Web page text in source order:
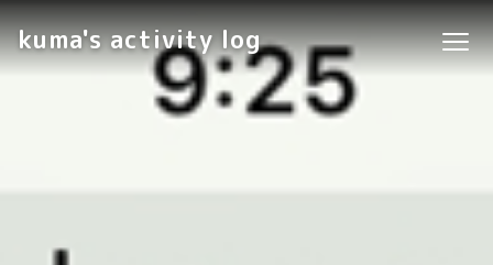
kuma's activity log